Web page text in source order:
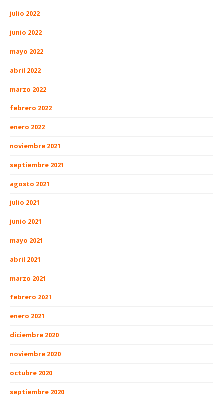
julio 2022
junio 2022
mayo 2022
abril 2022
marzo 2022
febrero 2022
enero 2022
noviembre 2021
septiembre 2021
agosto 2021
julio 2021
junio 2021
mayo 2021
abril 2021
marzo 2021
febrero 2021
enero 2021
diciembre 2020
noviembre 2020
octubre 2020
septiembre 2020